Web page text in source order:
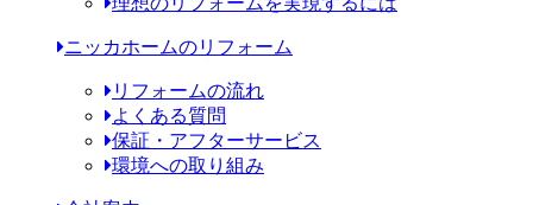
ニッカホームのリフォーム
リフォームの流れ
よくある質問
保証・アフターサービス
環境への取り組み